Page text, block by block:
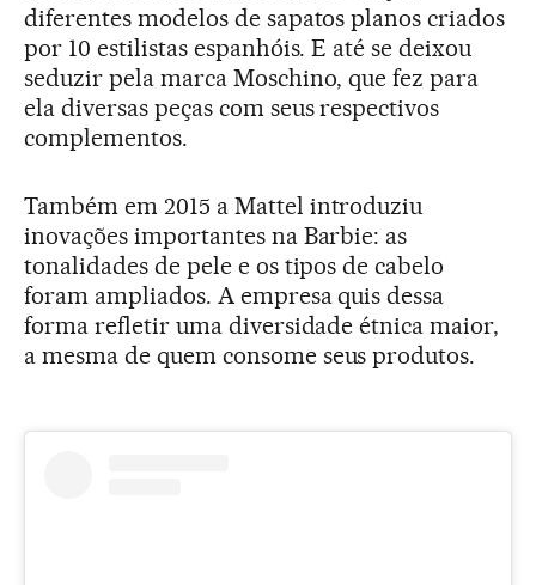
diferentes modelos de sapatos planos criados
por 10 estilistas espanhóis. E até se deixou
seduzir pela marca Moschino, que fez para
ela diversas peças com seus respectivos
complementos.
Também em 2015 a Mattel introduziu
inovações importantes na Barbie: as
tonalidades de pele e os tipos de cabelo
foram ampliados. A empresa quis dessa
forma refletir uma diversidade étnica maior,
a mesma de quem consome seus produtos.